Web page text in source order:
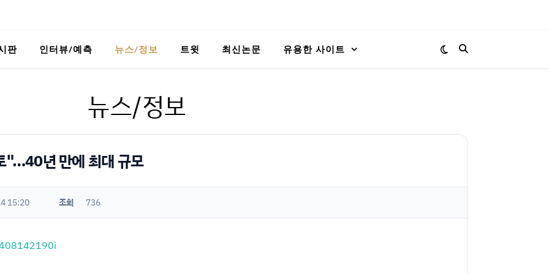
판 인터뷰/예측 뉴스/정보 트윗 최신논문 유용한 사이트
뉴스/정보
"…40년 만에 최대 규모
15:20 조회 736